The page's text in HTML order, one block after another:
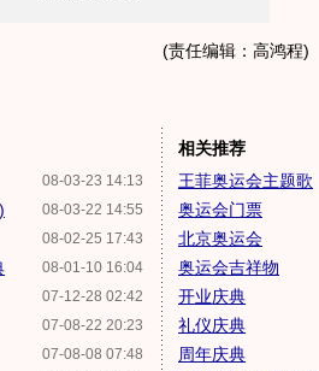
(责任编辑：高鸿程)
08-03-23 14:13
08-03-22 14:55
08-02-25 17:43
08-01-10 16:04
07-12-28 02:42
07-08-22 20:23
07-08-08 07:48
相关推荐
王菲奥运会主题歌
奥运会门票
北京奥运会
奥运会吉祥物
开业庆典
礼仪庆典
周年庆典